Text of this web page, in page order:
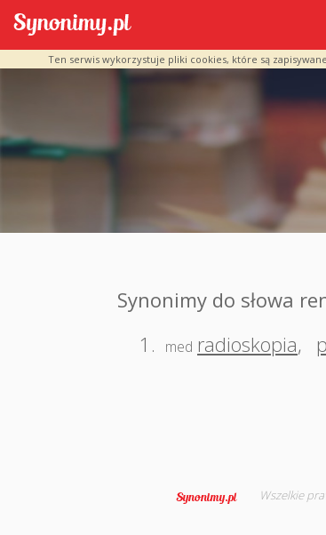
Ten serwis wykorzystuje pliki cookies, które są
Synonimy do słowa
1.
med radioskopia,
Wszelkie